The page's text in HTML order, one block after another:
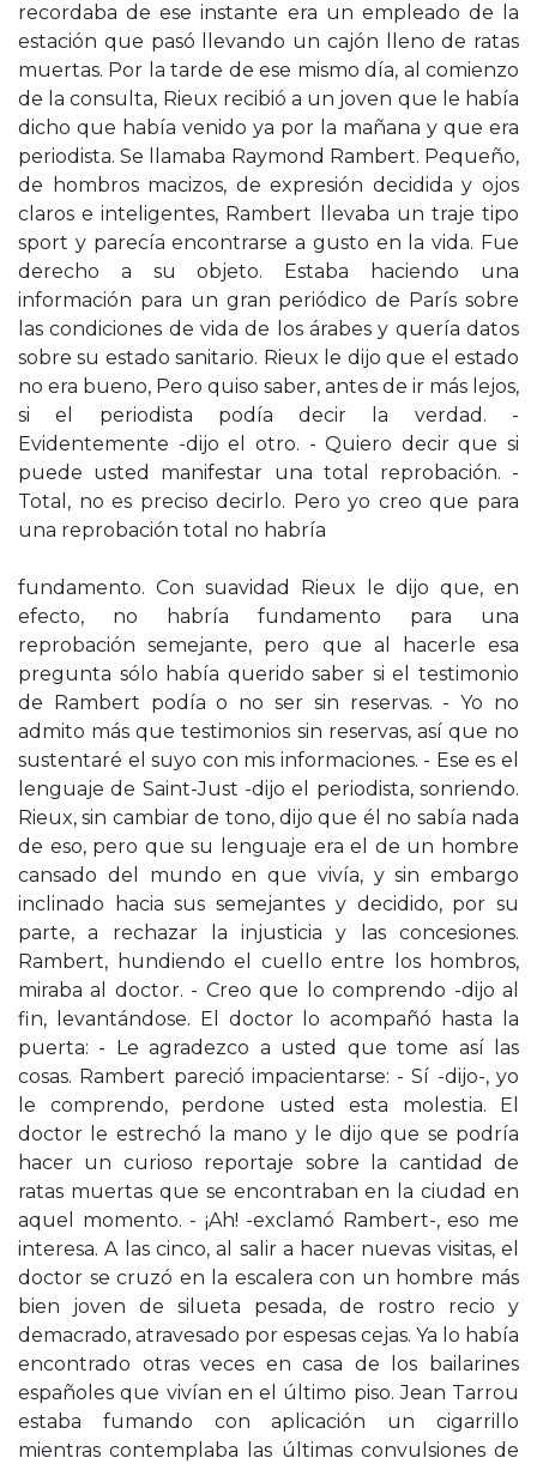
recordaba de ese instante era un empleado de la
estación que pasó llevando un cajón lleno de ratas
muertas. Por la tarde de ese mismo día, al comienzo
de la consulta, Rieux recibió a un joven que le había
dicho que había venido ya por la mañana y que era
periodista. Se llamaba Raymond Rambert. Pequeño,
de hombros macizos, de expresión decidida y ojos
claros e inteligentes, Rambert llevaba un traje tipo
sport y parecía encontrarse a gusto en la vida. Fue
derecho a su objeto. Estaba haciendo una
información para un gran periódico de París sobre
las condiciones de vida de los árabes y quería datos
sobre su estado sanitario. Rieux le dijo que el estado
no era bueno, Pero quiso saber, antes de ir más lejos,
si el periodista podía decir la verdad. -
Evidentemente -dijo el otro. - Quiero decir que si
puede usted manifestar una total reprobación. -
Total, no es preciso decirlo. Pero yo creo que para
una reprobación total no habría
fundamento. Con suavidad Rieux le dijo que, en
efecto, no habría fundamento para una
reprobación semejante, pero que al hacerle esa
pregunta sólo había querido saber si el testimonio
de Rambert podía o no ser sin reservas. - Yo no
admito más que testimonios sin reservas, así que no
sustentaré el suyo con mis informaciones. - Ese es el
lenguaje de Saint-Just -dijo el periodista, sonriendo.
Rieux, sin cambiar de tono, dijo que él no sabía nada
de eso, pero que su lenguaje era el de un hombre
cansado del mundo en que vivía, y sin embargo
inclinado hacia sus semejantes y decidido, por su
parte, a rechazar la injusticia y las concesiones.
Rambert, hundiendo el cuello entre los hombros,
miraba al doctor. - Creo que lo comprendo -dijo al
fin, levantándose. El doctor lo acompañó hasta la
puerta: - Le agradezco a usted que tome así las
cosas. Rambert pareció impacientarse: - Sí -dijo-, yo
le comprendo, perdone usted esta molestia. El
doctor le estrechó la mano y le dijo que se podría
hacer un curioso reportaje sobre la cantidad de
ratas muertas que se encontraban en la ciudad en
aquel momento. - ¡Ah! -exclamó Rambert-, eso me
interesa. A las cinco, al salir a hacer nuevas visitas, el
doctor se cruzó en la escalera con un hombre más
bien joven de silueta pesada, de rostro recio y
demacrado, atravesado por espesas cejas. Ya lo había
encontrado otras veces en casa de los bailarines
españoles que vivían en el último piso. Jean Tarrou
estaba fumando con aplicación un cigarrillo
mientras contemplaba las últimas convulsiones de